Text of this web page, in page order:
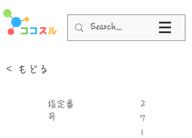
< もどる
指定番
号
2
7
1